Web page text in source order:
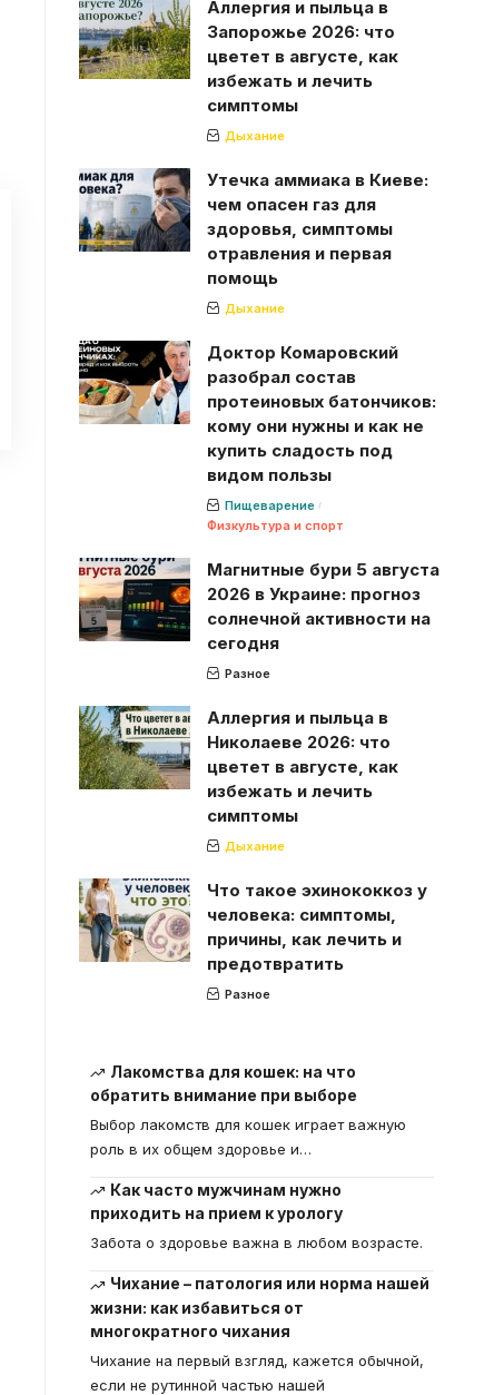
Аллергия и пыльца в
Запорожье 2026: что
цветет в августе, как
избежать и лечить
симптомы
Дыхание
Утечка аммиака в Киеве:
чем опасен газ для
здоровья, симптомы
отравления и первая
помощь
Дыхание
Доктор Комаровский
разобрал состав
протеиновых батончиков:
кому они нужны и как не
купить сладость под
видом пользы
Пищеварение
Физкультура и спорт
Магнитные бури 5 августа
2026 в Украине: прогноз
солнечной активности на
сегодня
Разное
Аллергия и пыльца в
Николаеве 2026: что
цветет в августе, как
избежать и лечить
симптомы
Дыхание
Что такое эхинококкоз у
человека: симптомы,
причины, как лечить и
предотвратить
Разное
Лакомства для кошек: на что
обратить внимание при выборе
Выбор лакомств для кошек играет важную
роль в их общем здоровье и…
Как часто мужчинам нужно
приходить на прием к урологу
Забота о здоровье важна в любом возрасте.
Чихание – патология или норма нашей
жизни: как избавиться от
многократного чихания
Чихание на первый взгляд, кажется обычной,
если не рутинной частью нашей